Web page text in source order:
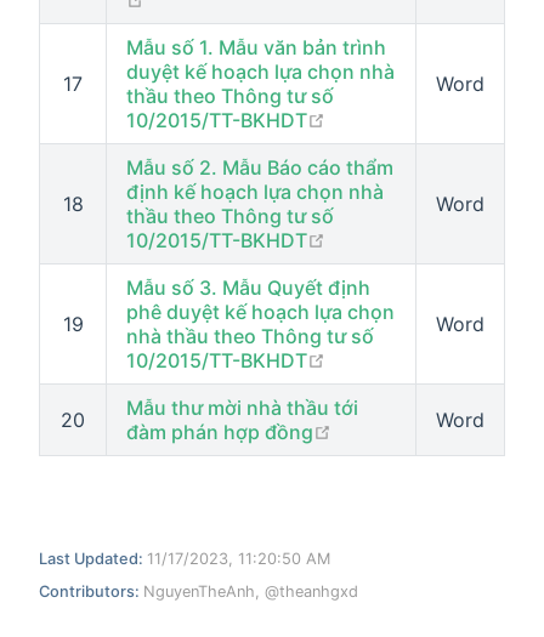
17
Mẫu số 1. Mẫu văn bản trình
duyệt kế hoạch lựa chọn nhà
thầu theo Thông tư số
10/2015/TT-BKHDT
Word
18
Mẫu số 2. Mẫu Báo cáo thẩm
định kế hoạch lựa chọn nhà
thầu theo Thông tư số
10/2015/TT-BKHDT
Word
19
Mẫu số 3. Mẫu Quyết định
phê duyệt kế hoạch lựa chọn
nhà thầu theo Thông tư số
10/2015/TT-BKHDT
Word
20
Mẫu thư mời nhà thầu tới
đàm phán hợp đồng
open in new window
Word
Last Updated: 11/17/2023, 11:20:50 AM
Contributors: NguyenTheAnh, @theanhgxd